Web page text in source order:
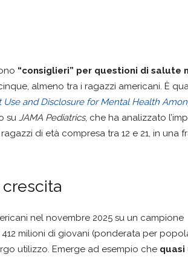
“consiglieri” per questioni di salute
almeno tra i ragazzi americani. È
Use and Disclosure for Mental Health
su JAMA Pediatrics, che ha analizzato
di età compresa tra 12 e 21, in una
nel novembre 2025 su un campione
milioni di giovani (ponderata per
utilizzo. Emerge ad esempio che quasi